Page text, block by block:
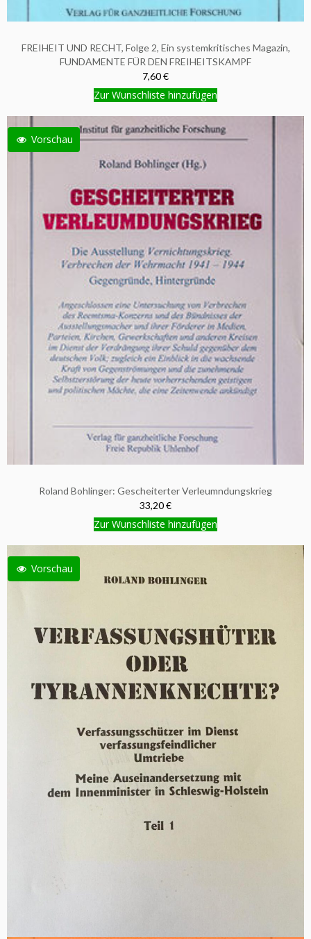
FREIHEIT UND RECHT, Folge 2, Ein systemkritisches Magazin,
FUNDAMENTE FÜR DEN FREIHEITSKAMPF
7,60 €
Zur Wunschliste hinzufügen
Vorschau
Roland Bohlinger: Gescheiterter Verleumndungskrieg
33,20 €
Zur Wunschliste hinzufügen
Vorschau